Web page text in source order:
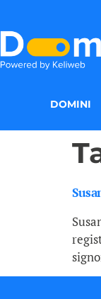
DOMINI